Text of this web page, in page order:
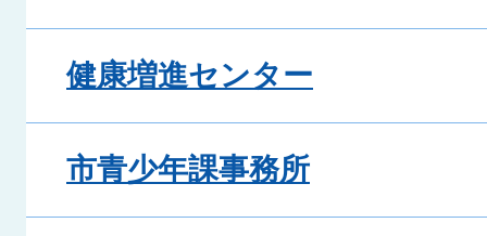
健康増進センター
市青少年課事務所